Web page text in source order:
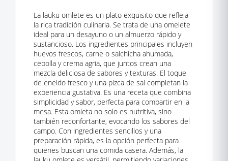
La lauku omlete es un plato exquisito que refleja
la rica tradición culinaria. Se trata de una omelete
ideal para un desayuno o un almuerzo rápido y
sustancioso. Los ingredientes principales incluyen
huevos frescos, carne o salchicha ahumada,
cebolla y crema agria, que juntos crean una
mezcla deliciosa de sabores y texturas. El toque
de eneldo fresco y una pizca de sal completan la
experiencia gustativa. Es una receta que combina
simplicidad y sabor, perfecta para compartir en la
mesa. Esta omleta no solo es nutritiva, sino
también reconfortante, evocando los sabores del
campo. Con ingredientes sencillos y una
preparación rápida, es la opción perfecta para
quienes buscan una comida casera. Además, la